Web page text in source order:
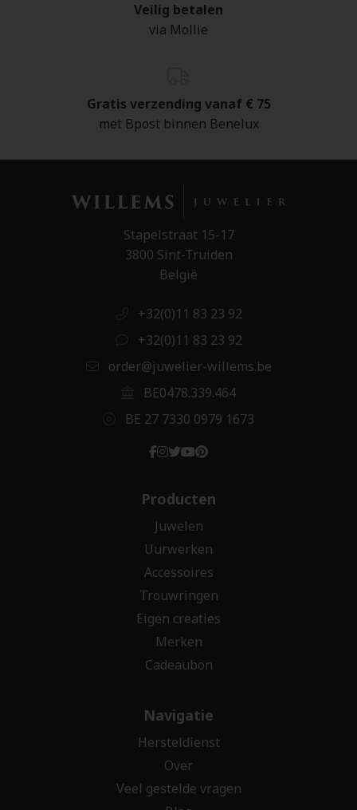
Veilig betalen
via Mollie
Gratis verzending vanaf € 75
met Bpost binnen Benelux
Stapelstraat 15-17
3800 Sint-Truiden
België
+32(0)11 83 23 92
+32(0)11 83 23 92
order@juwelier-willems.be
BE0478.339.464
BE 27 7330 0979 1673
Producten
Juwelen
Uurwerken
Accessoires
Trouwringen
Eigen creaties
Merken
Cadeaubon
Navigatie
Hersteldienst
Over
Veel gestelde vragen